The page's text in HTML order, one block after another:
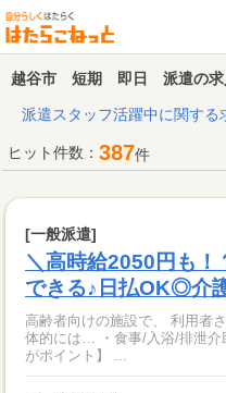
越谷市 短期 即日 派遣の求
派遣スタッフ活躍中に関する
ヒット件数： 387件
[一般派遣]
＼高時給2050円も！
できる♪日払OK◎介
高齢者向けの施設で、 利用者さ
体的には… ・食事/入浴/排泄介助
がポイント】 ...